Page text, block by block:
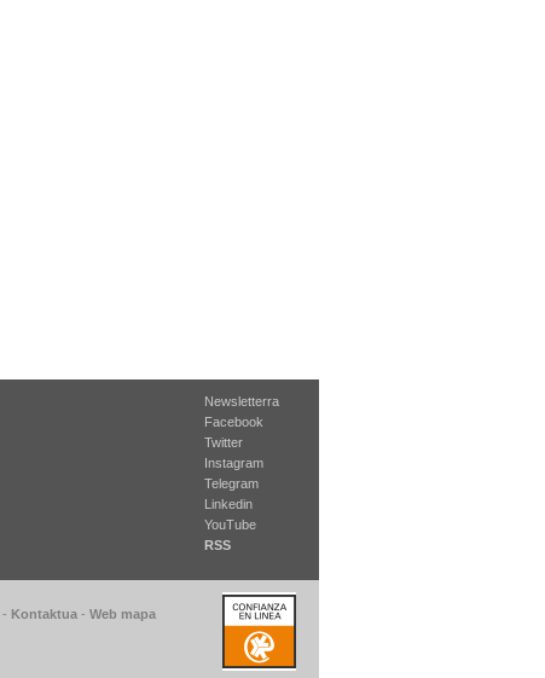
Newsletterra
Facebook
Twitter
Instagram
Telegram
Linkedin
YouTube
RSS
- Kontaktua - Web mapa